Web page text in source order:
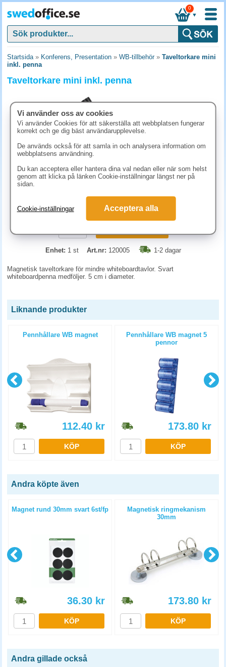
▼
0
Startsida» Konferens, Presentation » WB-tillbehör» Taveltorkare mini
inkl. penna
Taveltorkare mini inkl. penna
86.30 kr (inkl. moms)
Enhet: 1 st Art.nr: 120005 1-2 dagar
Magnetisk taveltorkare för mindre whiteboardtavlor. Svart
whiteboardpenna medföljer. 5 cm i diameter.
Liknande produkter
Pennhållare WB magnet
112.40 kr
KÖP
Pennhållare WB magnet 5
pennor
173.80 kr
KÖP
Andra köpte även
Magnet rund 30mm svart 6st/fp
36.30 kr
KÖP
Magnetisk ringmekanism
30mm
173.80 kr
KÖP
Andra gillade också
Vi använder oss av cookies
Vi använder Cookies för att säkerställa att webbplatsen fungerar
korrekt och ge dig bäst användarupplevelse.
De används också för att samla in och analysera information om
webbplatsens användning.
Du kan acceptera eller hantera dina val nedan eller när som helst
genom att klicka på länken Cookie-inställningar längst ner på
sidan.
Cookie-inställningar Acceptera alla